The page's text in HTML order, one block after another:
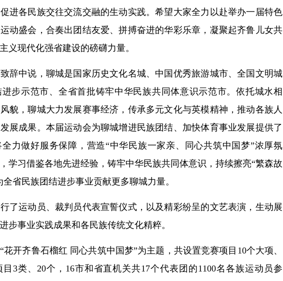
进各民族交往交流交融的生动实践。希望大家全力以赴举办一届特色
动盛会，合奏出团结友爱、拼搏奋进的华彩乐章，凝聚起齐鲁儿女共
义现代化强省建设的磅礴力量。
中说，聊城是国家历史文化名城、中国优秀旅游城市、全国文明城
步示范市、全省首批铸牢中华民族共同体意识示范市。依托城水相
貌，聊城大力发展赛事经济，传承多元文化与英模精神，推动各族人
展成果。本届运动会为聊城增进民族团结、加快体育事业发展提供了
力做好服务保障，营造“中华民族一家亲、同心共筑中国梦”浓厚氛
学习借鉴各地先进经验，铸牢中华民族共同体意识，持续擦亮“繁森故
省民族团结进步事业贡献更多聊城力量。
运动员、裁判员代表宣誓仪式，以及精彩纷呈的文艺表演，生动展
步事业实践成果和各民族传统文化精粹。
齐鲁石榴红 同心共筑中国梦”为主题，共设置竞赛项目10个大项、
3类、20个，16市和省直机关共17个代表团的1100名各族运动员参